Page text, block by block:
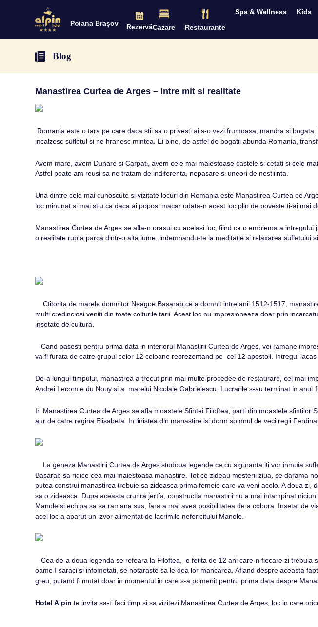
Poiana Brașov RezervăCazare Restaurante
Spa & Wellness
Kids
Blog
Manastirea Curtea de Arges – intre mit si realitate
Romania este o tara pe care daca stii sa o privesti ai s-o vezi frumoasa, mandra si
incalzesc sufletul si ne hranesc mintea. Ei bine, de astfel de bogatii abunda Romania,
Avem mare, avem Dunare si Carpati, avem cele mai maiestoase castele si cetati si cele
Astfel poate am reusi sa ne tratam de indiferenta, nepasare si uneori de nestiiinta.
Una dintre cele mai cunoscute si vizitate locuri din Romania este Manastirea Curtea de
loc minunat si mai stiu ca daca ai poposi macar odata-n acest loc plin de poveste ti-ai mai
Manastirea Curtea de Arges se afla-n orasul cu acelasi loc, fiind ca o emblema a
o realitate rupta parca dintr-o alta lume, indemnandu-te la meditatie si relaxarea sufletului si
Ctitorita de marele domnitor Neagoe Basarab ce a domnit intre anii 1512-1517,
multi credinciosi veniti din toate colturile tarii. Acest loc nu impresioneaza doar prin
insetate de cultura.
Cand pasesti pentru prima data in interiorul Manastirii Curtea de Arges, vei ramane
va fi furata de catre grupul celor 12 coloane reprezentand pe cei 12 apostoli. Intregul
De-a lungul timpului, manastrea a trecut prin mai multe procedee de restaurare, cel mai
Andrei Lecomte du Nouy si a marelui Nicolaie Gabrielescu. Lucrarile s-au terminat in anul
In Manastirea Curtea de Arges se afla moastele Sfintei Filoftea, parti din moastele
aur de catre regina Elisabeta. In linistea din manastire isi dorm somnul de veci regii
La geneza Manastirii Curtea de Arges studoua legende ce cu siguranta iti vor inmuia
Basarab sa ridice cea mai maiestoasa manastire. Tot ce zideau mesterii ziua, se darama
putea construi manastirea trebuie sa zideasca prima femeie care va veni acolo. A doua
sa o zideasca. Dupa aceasta crunra jertfa, constructia manastirii nu a mai intampinat
Manole si echipa sa sa ramana sus, fara a mai avea posibilitatea de a cobora. Insetat de
acel loc a aparut un izvor alimentat de lacrimile nefericitului Manole.
Cea de-a doua legenda se refeara la Filoftea, o fetita de 12 ani care-n fiecare zi
oame I saraci si infometati, se hotaraste sa le dea lor mancarea. Afland despre aceasta
greu, putand fi mutat doar in momentul in care s-a pomenit pentru prima data despre
Hotel Alpin te invita sa-ti faci timp si sa vizitezi Manastirea Curtea de Arges, loc in care